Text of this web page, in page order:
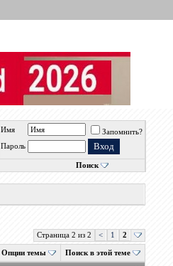
Имя
Запомнить?
Пароль
Поиск
Страница 2 из 2 < 1 2
Опции темы Поиск в этой теме